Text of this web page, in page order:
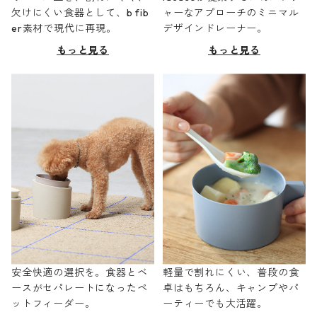
欠けにくい食器として、b fib
er素材で現代に再現。
もっと見る
ャーなアプローチのミニマル
デザインドレーナー。
もっと見る
安全快適の選択を。食器とベ
ースがセパレートになったペ
ットフィーダー。
軽量で割れにくい、普段の食
卓はもちろん、キャンプやパ
ーティーでも大活躍。